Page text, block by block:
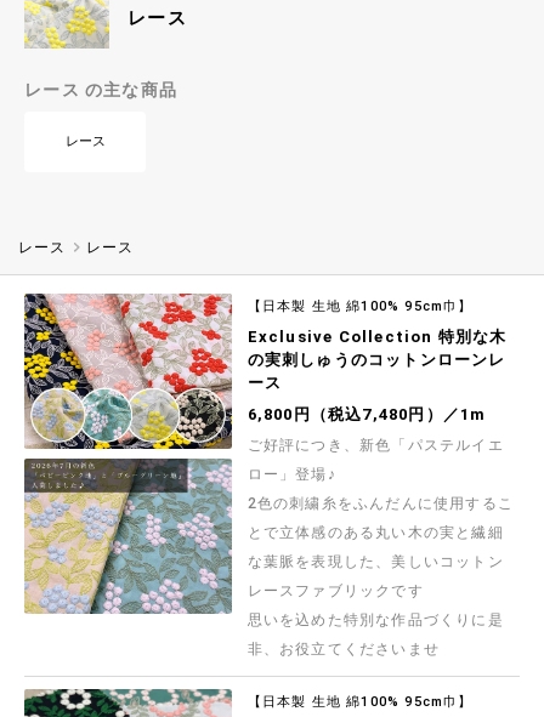
my piece of fabric クリームソーダの60ロー
ンプリント
やブラウス、スカートなどのお洋服づくりから、
小物雑貨まで、柄を活かした制作におすすめの商
美しく、かわいらしいボタニカルパターンがプリ
ントされたスケアープリント生地です
コットンこばやしコットンキャンバスプリント
「ねこベーカリー」
『小林繊維』 焼き立てパンをめしあがれ！かわい
い猫さんたちがパン屋さんになったコットンキャ
ンバスプリント生地です982円（税込1,080円）／1m
シーチングプリント un/no「ダニャスク」
【TWILIGHT】 ダマスク調の模様をモチーフにし
たかわいらしく美しい猫のシーチングプリント生
地です
837円（税込920円）／1m
NEON羽ばたく鳥のオックスプリント
2色のネオンカラーと鳥の群れがスタイリッシュに
デザインされたオックスプリント布地です
NEONスプラッシュのオックスプリント
レース
レース の主な商品
レース
レース レース
【日本製 生地 綿100% 95cm巾】
Exclusive Collection 特別な木
の実刺しゅうのコットンローンレ
ース
6,800円（税込7,480円）／1m
ご好評につき、新色「パステルイエ
ロー」登場♪
2色の刺繍糸をふんだんに使用するこ
とで立体感のある丸い木の実と繊細
な葉脈を表現した、美しいコットン
レースファブリックです
思いを込めた特別な作品づくりに是
非、お役立てくださいませ
【日本製 生地 綿100% 95cm巾】